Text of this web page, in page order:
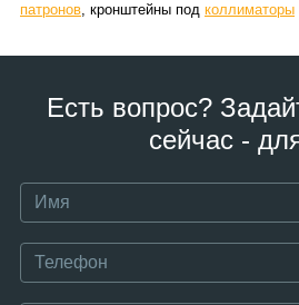
патронов, кронштейны под коллиматоры
Есть вопрос?
сейчас -